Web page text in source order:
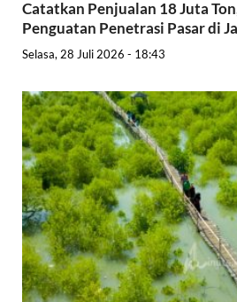
Catatkan Penjualan 18 Juta
Penguatan Penetrasi Pasar di
Selasa, 28 Juli 2026 - 18:43